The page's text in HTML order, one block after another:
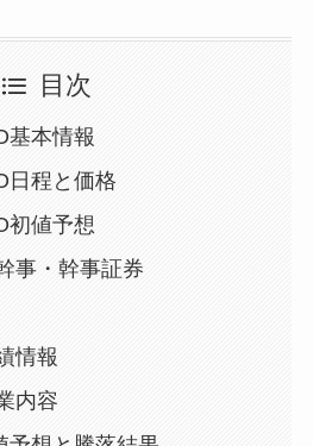
目次
基本情報
日程と価格
初値予想
事・幹事証券
情報
内容